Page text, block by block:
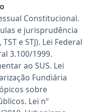
Constitucional.
e jurisprudência
e STJ). Lei Federal
3.100/1999.
ao SUS. Lei
Fundiária
sobre
Lei nº